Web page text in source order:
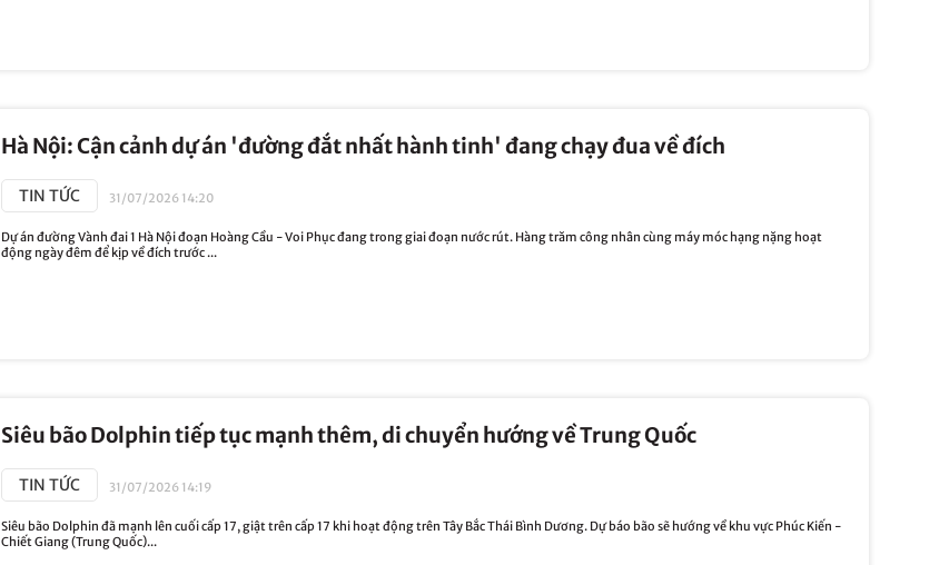
Hà Nội: Cận cảnh dự án 'đường đắt nhất hành tinh' đang chạy đua về đích
TIN TỨC 31/07/2026 14:20
Dự án đường Vành đai 1 Hà Nội đoạn Hoàng Cầu - Voi Phục đang trong giai đoạn nước rút. Hàng trăm công nhân cùng máy móc hạng nặng hoạt
động ngày đêm để kịp về đích trước ...
Siêu bão Dolphin tiếp tục mạnh thêm, di chuyển hướng về Trung Quốc
TIN TỨC 31/07/2026 14:19
Siêu bão Dolphin đã mạnh lên cuối cấp 17, giật trên cấp 17 khi hoạt động trên Tây Bắc Thái Bình Dương. Dự báo bão sẽ hướng về khu vực Phúc Kiến -
Chiết Giang (Trung Quốc)...